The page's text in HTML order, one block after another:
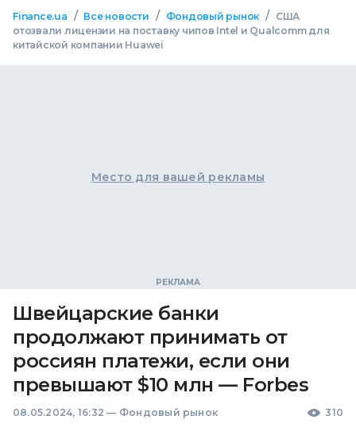
Finance.ua / Все новости / Фондовый рынок /
США
отозвали лицензии на поставку чипов Intel и Qualcomm для
китайской компании Huawei
Место для вашей рекламы
Швейцарские банки
продолжают принимать от
россиян платежи, если они
превышают $10 млн — Forbes
08.05.2024, 16:32 — Фондовый рынок 310